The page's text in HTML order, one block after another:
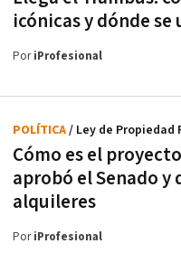
icónicas y dónde se
PoriProfesional
Cómo es el
aprobó el Senado y
alquileres
POLÍTICA/ Ley de Propiedad
PoriProfesional